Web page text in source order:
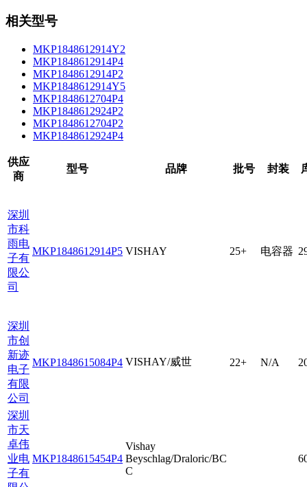
相关型号
MKP1848612914Y2
MKP1848612914P4
MKP1848612914P2
MKP1848612914Y5
MKP1848612704P4
MKP1848612924P2
MKP1848612704P2
MKP1848612924P4
供应
商
型号 品牌 批号 封装
深圳
市科
雨电
子有
限公
司
MKP1848612914P5 VISHAY 25+ 电容器
深圳
市创
新迹
电子
有限
公司
MKP1848615084P4 VISHAY/威世 22+ N/A
深圳
市天
卓伟
业电
子有
MKP1848615454P4
Vishay
Beyschlag/Draloric/BC
C